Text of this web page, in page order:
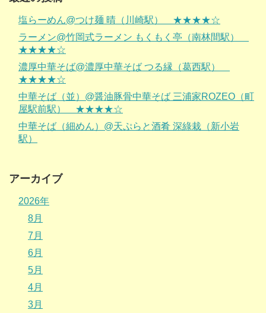
塩らーめん@つけ麺 晴（川崎駅） ★★★★☆
ラーメン@竹岡式ラーメン もくもく亭（南林間駅）
★★★★☆
濃厚中華そば@濃厚中華そば つる縁（葛西駅）
★★★★☆
中華そば（並）@醤油豚骨中華そば 三浦家ROZEO（町
屋駅前駅） ★★★★☆
中華そば（細めん）@天ぷらと酒肴 深綠栽（新小岩
駅）
アーカイブ
2026年
8月
7月
6月
5月
4月
3月